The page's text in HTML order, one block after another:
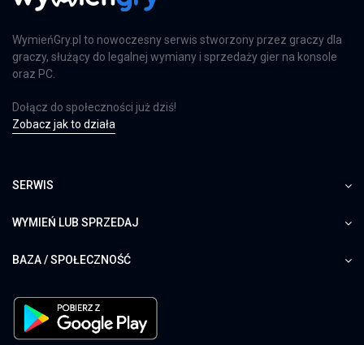
WymieńGry.pl to nowoczesny serwis stworzony przez graczy dla
graczy, służący do legalnej wymiany i sprzedaży gier na konsole
oraz PC.
Dołącz do społeczności już dziś!
Zobacz jak to działa
SERWIS
WYMIEŃ LUB SPRZEDAJ
BAZA / SPOŁECZNOŚĆ